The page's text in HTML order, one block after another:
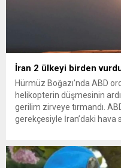
İran 2 ülkeyi birden
Hürmüz Boğazı’nda ABD
helikopterin düşmesinin
gerilim zirveye tırmandı.
gerekçesiyle İran’daki hava
yeni bir ABD saldırısına